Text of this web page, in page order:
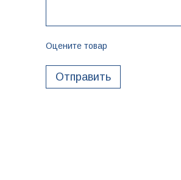
Оцените товар
Отправить